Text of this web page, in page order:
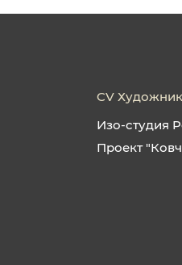
CV
Изо-студия
Проект